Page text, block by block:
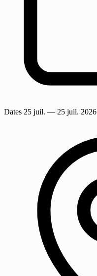
Dates 25 juil. — 25 juil. 2026